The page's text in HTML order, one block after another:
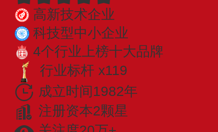
高新技术企业
科技型中小企业
4个行业上榜十大品牌
行业标杆 x119
成立时间1982年
注册资本2颗星